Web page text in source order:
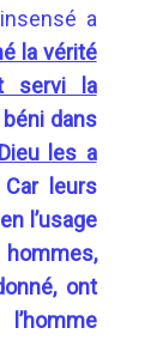
a
la vérité
servi la
dans
les a
leurs
l’usage
ont